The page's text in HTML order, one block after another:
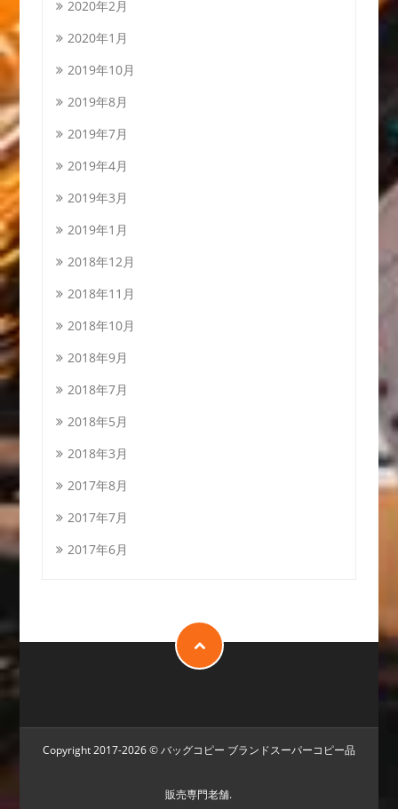
2020年2月
2020年1月
2019年10月
2019年8月
2019年7月
2019年4月
2019年3月
2019年1月
2018年12月
2018年11月
2018年10月
2018年9月
2018年7月
2018年5月
2018年3月
2017年8月
2017年7月
2017年6月
Copyright 2017-2026 ©バッグコピー ブランドスーパーコピー品
販売専門老舗.